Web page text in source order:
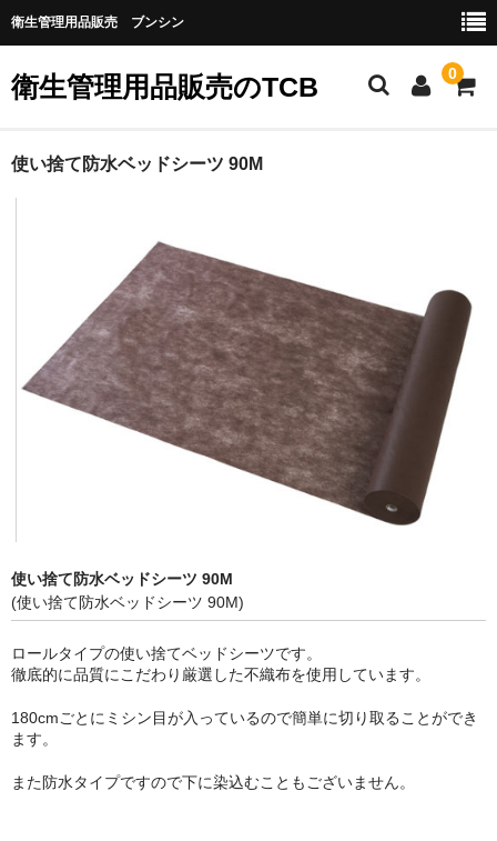
衛生管理用品販売 ブンシン
衛生管理用品販売のTCB 0
お勧め商品
指定第二類医薬品
第二類医薬品
第三類医薬品
グローブなど
作業場所の衛生管理
アフターケア
スタジオ用品
その他
使い捨て防水ベッドシーツ 90M
使い捨て防水ベッドシーツ 90M
(使い捨て防水ベッドシーツ 90M)
ロールタイプの使い捨てベッドシーツです。
徹底的に品質にこだわり厳選した不織布を使用しています。
180cmごとにミシン目が入っているので簡単に切り取ることができ
ます。
また防水タイプですので下に染込むこともございません。